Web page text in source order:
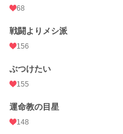
68
戦闘よりメシ派
156
ぶつけたい
155
運命教の目星
148